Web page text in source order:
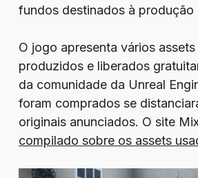
fundos destinados à produção
O jogo apresenta vários
produzidos e liberados
da comunidade da Unreal
foram comprados se
originais anunciados. O site
compilado sobre os assets